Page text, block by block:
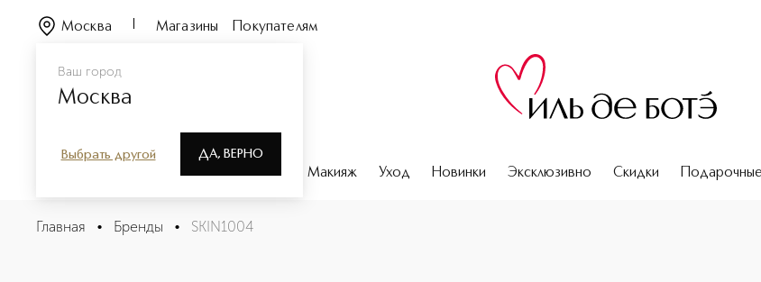
Ваш город
Москва
Выбрать другой ДА, ВЕРНО
Москва Магазины Покупателям
Парфюмерия Макияж Уход Новинки Эксклюзивно Скидки
SKIN1004
Главная • Бренды • SKIN1004